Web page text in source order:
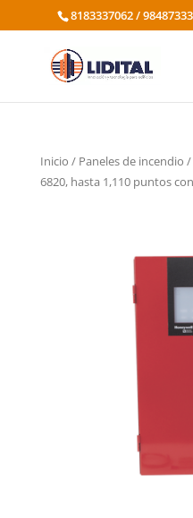
8183337062 /
Inicio / Paneles de incendio /
6820, hasta 1,110 puntos